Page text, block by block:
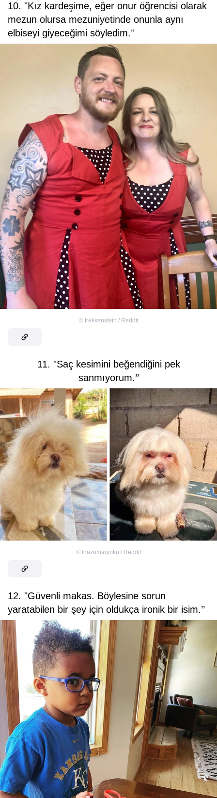
10. "Kız kardeşime, eğer onur öğrencisi olarak
mezun olursa mezuniyetinde onunla aynı
elbiseyi giyeceğimi söyledim.’’
© frekkenstein / Reddit
11. "Saç kesimini beğendiğini pek
sanmıyorum.’’
© Inazumaryoku / Reddit
12. "Güvenli makas. Böylesine sorun
yaratabilen bir şey için oldukça ironik bir isim.’’